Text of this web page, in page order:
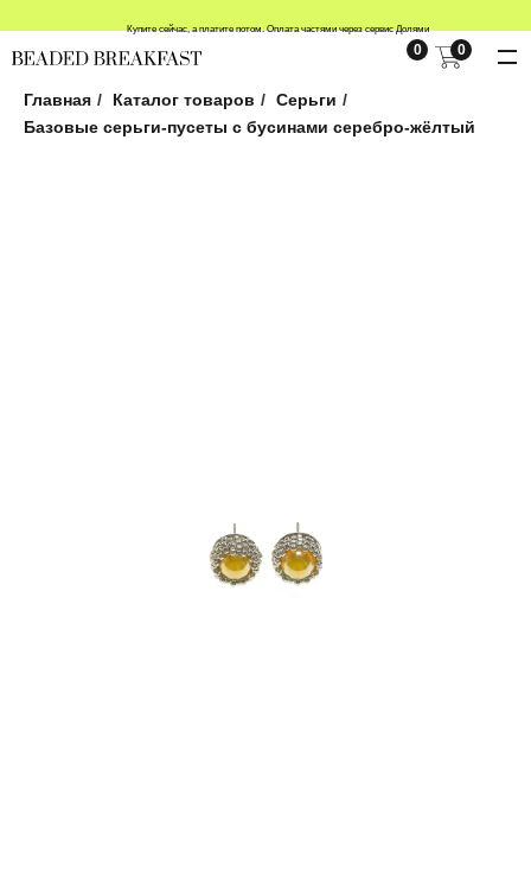
0 0
Купите сейчас, а платите потом. Оплата частями через сервис Долями
Главная / Каталог товаров / Серьги /
Базовые серьги-пусеты с бусинами серебро-жёлтый